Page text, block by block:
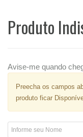
Produto
Avise-me quando
Preecha os campos
produto ficar